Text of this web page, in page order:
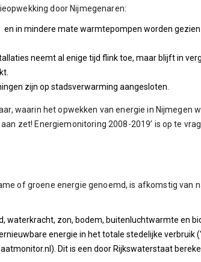
door Nijmegenaren:
en in mindere mate warmtepompen worden gezien
neemt al enige tijd flink toe, maar blijft in
zijn op stadsverwarming aangesloten.
waarin het opwekken van energie in Nijmegen
zet! Energiemonitoring 2008-2019’ is op te
of groene energie genoemd, is afkomstig van
waterkracht, zon, bodem, buitenluchtwarmte en
energie in het totale stedelijke verbruik
Dit is een door Rijkswaterstaat